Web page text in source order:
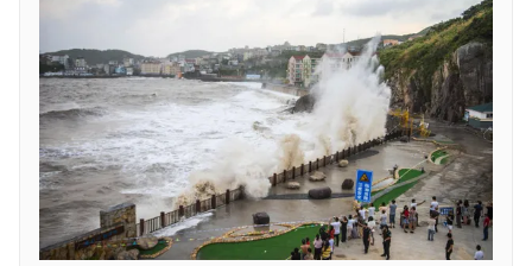
Tư vấn
Chuyên mục khác
Emagazine Podcast
Photo Infographic